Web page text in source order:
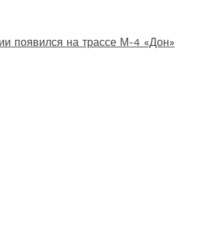
появился на трассе М-4 «Дон»